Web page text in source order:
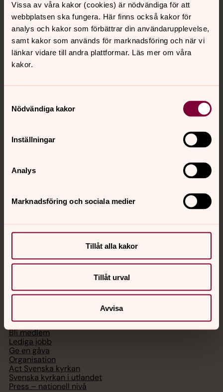
Vissa av våra kakor (cookies) är nödvändiga för att
webbplatsen ska fungera. Här finns också kakor för
analys och kakor som förbättrar din användarupplevelse,
samt kakor som används för marknadsföring och när vi
länkar vidare till andra plattformar. Läs mer om våra
kakor.
Nödvändiga kakor
Inställningar
Analys
Marknadsföring och sociala medier
Tillåt alla kakor
Tillåt urval
Avvisa
Kalender
Hitta snabbt
Akut samtals- och krisstöd. Prata eller chatta anonymt
Chatt
Digitalt brev
Svenska kyrkan
Hitta församling
Bli medlem
Lediga jobb
Ge en gåva
Organisation
Act Svenska kyrkan
Svenska kyrkan i utlandet
Press – nationell nivå